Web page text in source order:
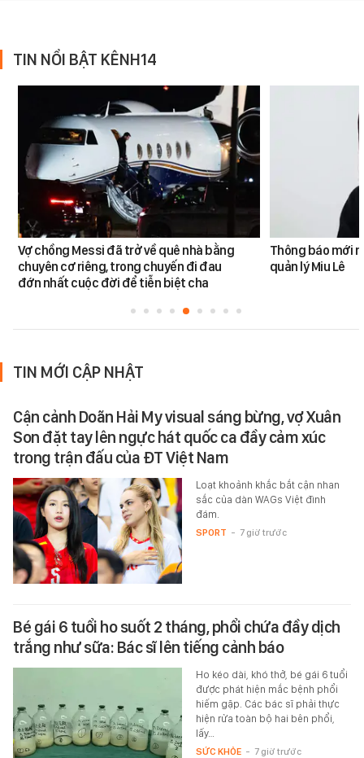
TIN NỔI BẬT KÊNH14
Vợ chồng Messi đã trở về quê nhà bằng
chuyên cơ riêng, trong chuyến đi đau
đớn nhất cuộc đời để tiễn biệt cha
Thông báo mới
quản lý Miu Lê
TIN MỚI CẬP NHẬT
Cận cảnh Doãn Hải My visual sáng bừng, vợ Xuân
Son đặt tay lên ngực hát quốc ca đầy cảm xúc
trong trận đấu của ĐT Việt Nam
Loạt khoảnh khắc bắt cận nhan
sắc của dàn WAGs Việt đình
đám.
SPORT - 7 giờ trước
Bé gái 6 tuổi ho suốt 2 tháng, phổi chứa đầy dịch
trắng như sữa: Bác sĩ lên tiếng cảnh báo
Ho kéo dài, khó thở, bé gái 6 tuổi
được phát hiện mắc bệnh phổi
hiếm gặp. Các bác sĩ phải thực
hiện rửa toàn bộ hai bên phổi,
lấy…
SỨC KHỎE - 7 giờ trước